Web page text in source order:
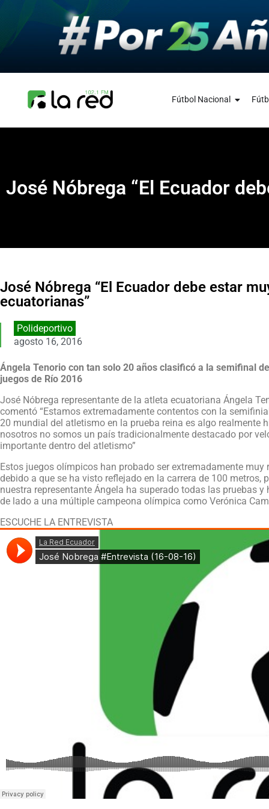
Fútbol Nacional
José Nóbrega “El Ecuador
José Nóbrega “El Ecuador debe estar
ecuatorianas”
Polideportivo
agosto 16, 2016
Ángela Tenorio con tan solo 20 años clasificó a la semifinal
juegos de Río 2016
José Nóbrega representante de la atleta ecuatoriana Ángela
comentó “Estamos extremadamente contentos con la
20 mundial del atletismo en la prueba reina es algo
nosotros no somos un país tradicionalmente destacado por
importante dentro del atletismo”
Estos juegos olímpicos han probado ser extremadamente
debido a que se ha visto reflejado en la carrera de 100
nuestra representante Ángela ha superado todas las pruebas
de lado a una múltiple campeona olímpica como Verónica
ESCUCHE LA ENTREVISTA